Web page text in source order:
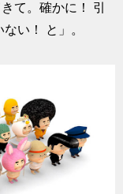
て。確かに！ 引
い！ と」。